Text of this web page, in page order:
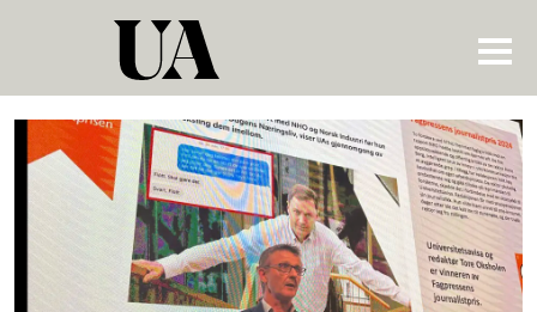
Tag:
fagpressens
journalistpris